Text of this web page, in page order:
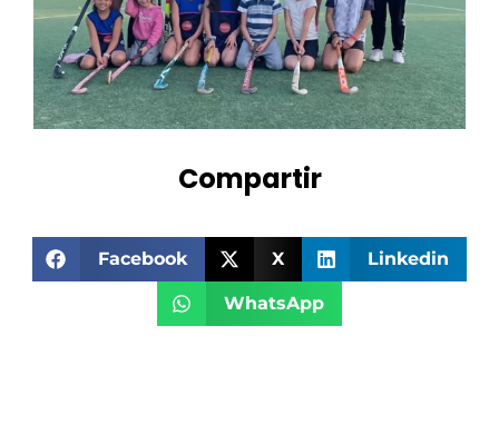
Compartir
Facebook X Linkedin
WhatsApp